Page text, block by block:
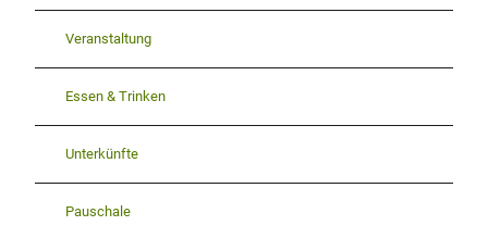
Veranstaltung
Essen & Trinken
Unterkünfte
Pauschale